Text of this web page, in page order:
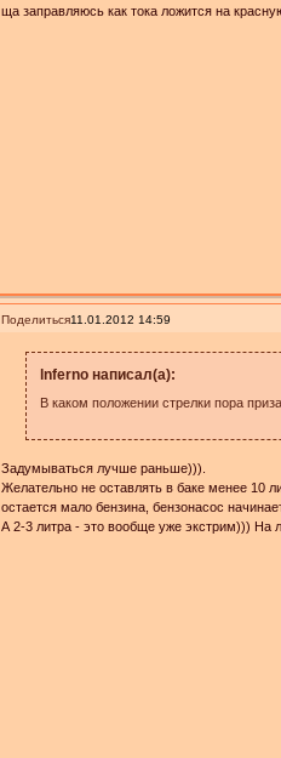
ща заправляюсь как тока ложится на
Поделиться11.01.2012 14:59
lnferno написал(а):
В каком положении стрелки пора
Задумываться лучше раньше))).
Желательно не оставлять в баке менее 10
остается мало бензина, бензонасос
А 2-3 литра - это вообще уже экстрим))) На